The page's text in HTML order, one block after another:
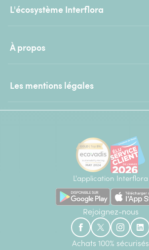
L'écosystème Interflora
À propos
Les mentions légales
L'application Interflora
Rejoignez-nous
Achats 100% sécurisés